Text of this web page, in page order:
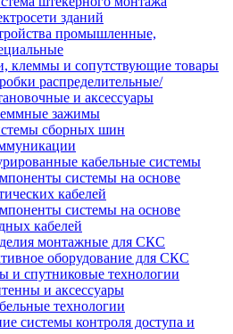
зданий
промышленные,
клеммы и сопутствующие товары
распределительные/
и аксессуары
зажимы
сборных шин
кабельные системы
системы на основе
кабелей
системы на основе
кабелей
монтажные для СКС
оборудование для СКС
и спутниковые технологии
и аксессуары
технологии
системы контроля доступа и